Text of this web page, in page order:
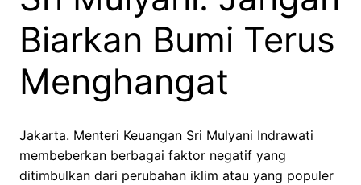
Biarkan Bumi Terus
Menghangat
Jakarta. Menteri Keuangan Sri Mulyani Indrawati
membeberkan berbagai faktor negatif yang
ditimbulkan dari perubahan iklim atau yang populer